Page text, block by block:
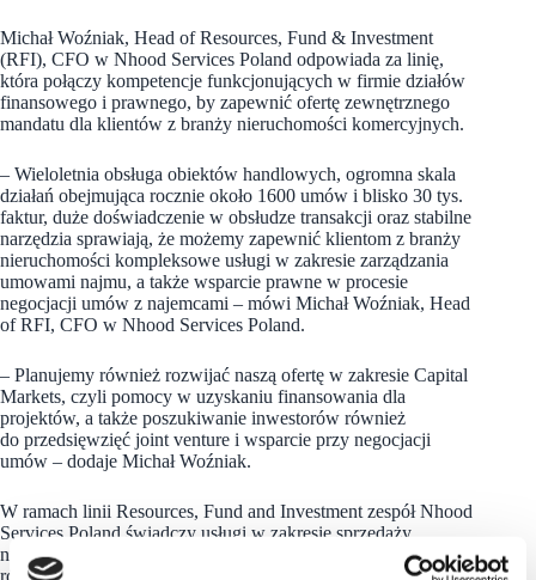
Michał Woźniak, Head of Resources, Fund & Investment
(RFI), CFO w Nhood Services Poland odpowiada za linię,
która połączy kompetencje funkcjonujących w firmie działów
finansowego i prawnego, by zapewnić ofertę zewnętrznego
mandatu dla klientów z branży nieruchomości komercyjnych.
– Wieloletnia obsługa obiektów handlowych, ogromna skala
działań obejmująca rocznie około 1600 umów i blisko 30 tys.
faktur, duże doświadczenie w obsłudze transakcji oraz stabilne
narzędzia sprawiają, że możemy zapewnić klientom z branży
nieruchomości kompleksowe usługi w zakresie zarządzania
umowami najmu, a także wsparcie prawne w procesie
negocjacji umów z najemcami – mówi Michał Woźniak, Head
of RFI, CFO w Nhood Services Poland.
– Planujemy również rozwijać naszą ofertę w zakresie Capital
Markets, czyli pomocy w uzyskaniu finansowania dla
projektów, a także poszukiwanie inwestorów również
do przedsięwzięć joint venture i wsparcie przy negocjacji
umów – dodaje Michał Woźniak.
W ramach linii Resources, Fund and Investment zespół Nhood
Services Poland świadczy usługi w zakresie sprzedaży
nieruchomości komercyjnych i działek inwestycyjnych, jak